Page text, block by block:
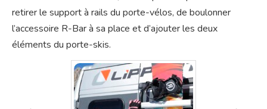
retirer le support à rails du porte-vélos, de boulonner
l’accessoire R-Bar à sa place et d’ajouter les deux
éléments du porte-skis.